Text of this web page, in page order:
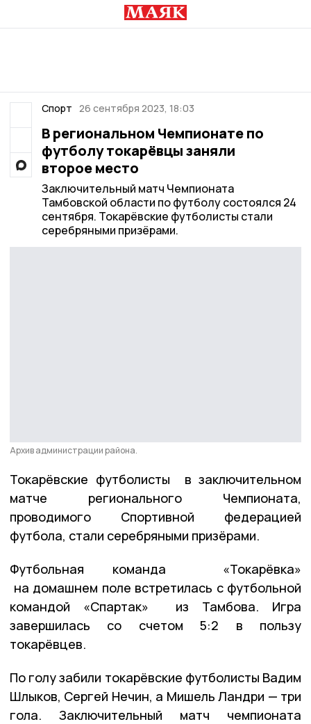
Спорт 26 сентября 2023, 18:03
В региональном Чемпионате по
футболу токарёвцы заняли
второе место
Заключительный матч Чемпионата
Тамбовской области по футболу состоялся 24
сентября. Токарёвские футболисты стали
серебряными призёрами.
Архив администрации района.
Токарёвские футболисты в заключительном
матче регионального Чемпионата,
проводимого Спортивной федерацией
футбола, стали серебряными призёрами.
Футбольная команда «Токарёвка»
на домашнем поле встретилась с футбольной
командой «Спартак» из Тамбова. Игра
завершилась со счетом 5:2 в пользу
токарёвцев.
По голу забили токарёвские футболисты Вадим
Шлыков, Сергей Нечин, а Мишель Ландри — три
гола. Заключительный матч чемпионата